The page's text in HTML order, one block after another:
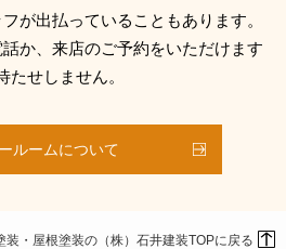
が出払っていることもあります。
か、来店のご予約をいただけます
たせしません。
ルームについて
装・屋根塗装の（株）石井建装TOPに戻る